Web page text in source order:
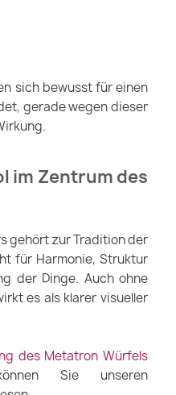
sich bewusst für einen
gerade wegen dieser
im Zentrum des
gehört zur Tradition der
für Harmonie, Struktur
der Dinge. Auch ohne
es als klarer visueller
des Metatron Würfels
Sie unseren